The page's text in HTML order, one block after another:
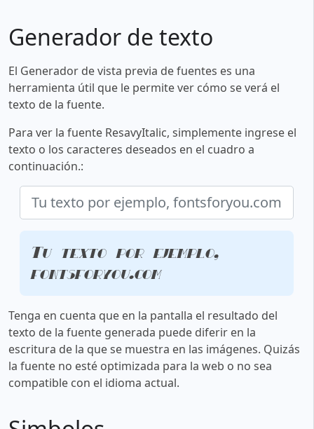
Generador de texto
El Generador de vista previa de fuentes es una
herramienta útil que le permite ver cómo se verá el
texto de la fuente.
Para ver la fuente ResavyItalic, simplemente ingrese el
texto o los caracteres deseados en el cuadro a
continuación.:
Tu texto por ejemplo,
fontsforyou.com
Tenga en cuenta que en la pantalla el resultado del
texto de la fuente generada puede diferir en la
escritura de la que se muestra en las imágenes. Quizás
la fuente no esté optimizada para la web o no sea
compatible con el idioma actual.